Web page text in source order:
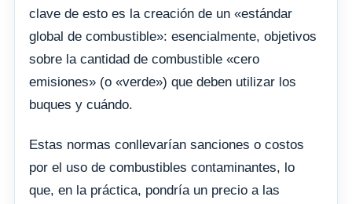
clave de esto es la creación de un «estándar
global de combustible»: esencialmente, objetivos
sobre la cantidad de combustible «cero
emisiones» (o «verde») que deben utilizar los
buques y cuándo.
Estas normas conllevarían sanciones o costos
por el uso de combustibles contaminantes, lo
que, en la práctica, pondría un precio a las